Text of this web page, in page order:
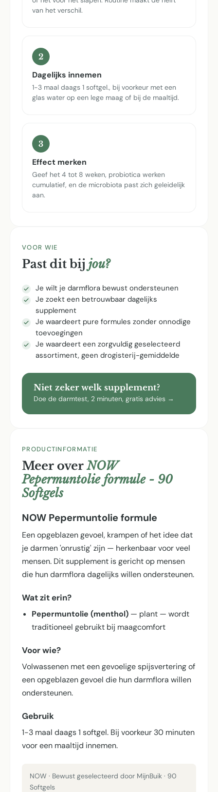
van het verschil.
2
Dagelijks innemen
1-3 maal daags 1 softgel., bij voorkeur met een
glas water op een lege maag of bij de maaltijd.
3
Effect merken
Geef het 4 tot 8 weken, probiotica werken
cumulatief, en de microbiota past zich geleidelijk
aan.
VOOR WIE
Past dit bij jou?
Je wilt je darmflora bewust ondersteunen
Je zoekt een betrouwbaar dagelijks
supplement
Je waardeert pure formules zonder onnodige
toevoegingen
Je waardeert een zorgvuldig geselecteerd
assortiment, geen drogisterij-gemiddelde
Niet zeker welk supplement?
Doe de darmtest, 2 minuten, gratis advies →
PRODUCTINFORMATIE
Meer over NOW
Pepermuntolie formule - 90
Softgels
NOW Pepermuntolie formule
Een opgeblazen gevoel, krampen of het idee dat
je darmen 'onrustig' zijn — herkenbaar voor veel
mensen. Dit supplement is gericht op mensen
die hun darmflora dagelijks willen ondersteunen.
Wat zit erin?
Pepermuntolie (menthol) — plant — wordt
traditioneel gebruikt bij maagcomfort
Voor wie?
Volwassenen met een gevoelige spijsvertering of
een opgeblazen gevoel die hun darmflora willen
ondersteunen.
Gebruik
1-3 maal daags 1 softgel. Bij voorkeur 30 minuten
voor een maaltijd innemen.
NOW · Bewust geselecteerd door MijnBuik · 90
Softgels